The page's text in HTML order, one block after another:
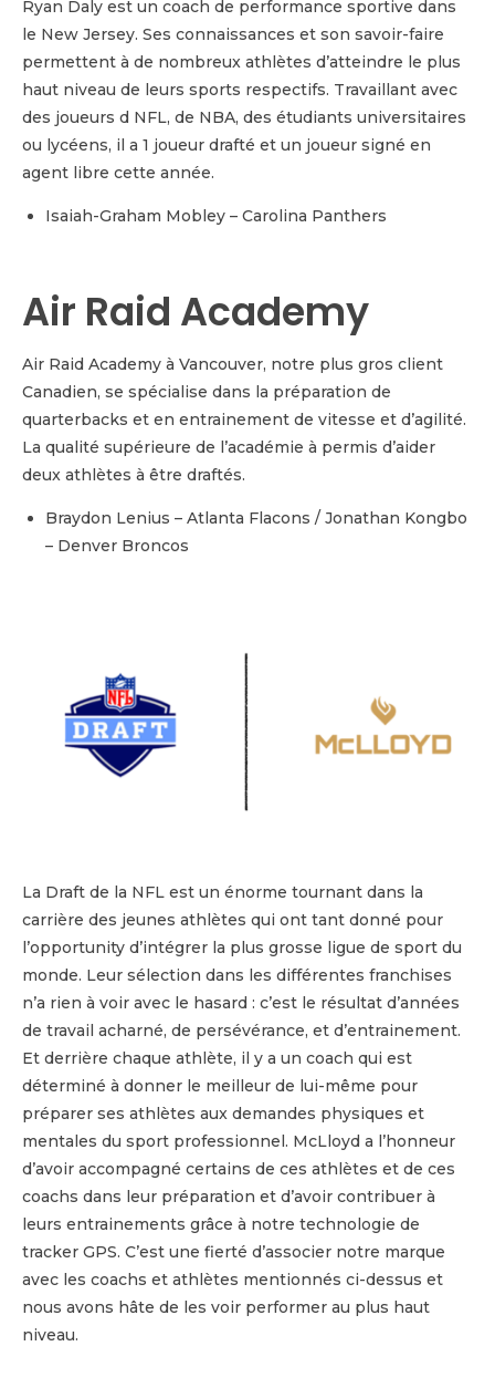
Ryan Daly est un coach de performance sportive dans
le New Jersey. Ses connaissances et son savoir-faire
permettent à de nombreux athlètes d’atteindre le plus
haut niveau de leurs sports respectifs. Travaillant avec
des joueurs d NFL, de NBA, des étudiants universitaires
ou lycéens, il a 1 joueur drafté et un joueur signé en
agent libre cette année.
Isaiah-Graham Mobley – Carolina Panthers
Air Raid Academy
Air Raid Academy à Vancouver, notre plus gros client
Canadien, se spécialise dans la préparation de
quarterbacks et en entrainement de vitesse et d’agilité.
La qualité supérieure de l’académie à permis d’aider
deux athlètes à être draftés.
Braydon Lenius – Atlanta Flacons / Jonathan Kongbo
– Denver Broncos
La Draft de la NFL est un énorme tournant dans la
carrière des jeunes athlètes qui ont tant donné pour
l’opportunity d’intégrer la plus grosse ligue de sport du
monde. Leur sélection dans les différentes franchises
n’a rien à voir avec le hasard : c’est le résultat d’années
de travail acharné, de persévérance, et d’entrainement.
Et derrière chaque athlète, il y a un coach qui est
déterminé à donner le meilleur de lui-même pour
préparer ses athlètes aux demandes physiques et
mentales du sport professionnel. McLloyd a l’honneur
d’avoir accompagné certains de ces athlètes et de ces
coachs dans leur préparation et d’avoir contribuer à
leurs entrainements grâce à notre technologie de
tracker GPS. C’est une fierté d’associer notre marque
avec les coachs et athlètes mentionnés ci-dessus et
nous avons hâte de les voir performer au plus haut
niveau.